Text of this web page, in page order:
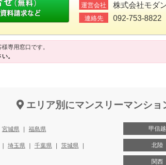
運営会社 株式会社モダ
連絡先 092-753-8822
専用窓口です。
。
エリア別にマンスリーマンショ
宮城県 福島県
埼玉県 千葉県 茨城県
甲信越
北陸
関西